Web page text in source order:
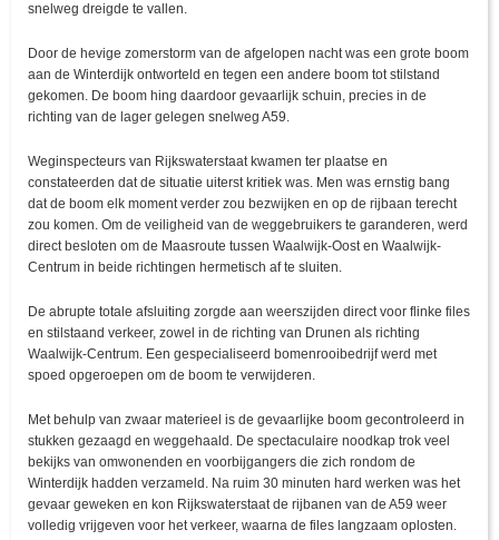
snelweg dreigde te vallen.
Door de hevige zomerstorm van de afgelopen nacht was een grote boom
aan de Winterdijk ontworteld en tegen een andere boom tot stilstand
gekomen. De boom hing daardoor gevaarlijk schuin, precies in de
richting van de lager gelegen snelweg A59.
Weginspecteurs van Rijkswaterstaat kwamen ter plaatse en
constateerden dat de situatie uiterst kritiek was. Men was ernstig bang
dat de boom elk moment verder zou bezwijken en op de rijbaan terecht
zou komen. Om de veiligheid van de weggebruikers te garanderen, werd
direct besloten om de Maasroute tussen Waalwijk-Oost en Waalwijk-
Centrum in beide richtingen hermetisch af te sluiten.
De abrupte totale afsluiting zorgde aan weerszijden direct voor flinke files
en stilstaand verkeer, zowel in de richting van Drunen als richting
Waalwijk-Centrum. Een gespecialiseerd bomenrooibedrijf werd met
spoed opgeroepen om de boom te verwijderen.
Met behulp van zwaar materieel is de gevaarlijke boom gecontroleerd in
stukken gezaagd en weggehaald. De spectaculaire noodkap trok veel
bekijks van omwonenden en voorbijgangers die zich rondom de
Winterdijk hadden verzameld. Na ruim 30 minuten hard werken was het
gevaar geweken en kon Rijkswaterstaat de rijbanen van de A59 weer
volledig vrijgeven voor het verkeer, waarna de files langzaam oplosten.